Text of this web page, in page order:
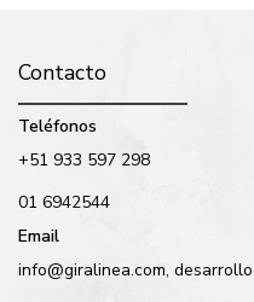
Contacto
Teléfonos
+51 933 597 298
01 6942544
Email
info@giralinea.com,